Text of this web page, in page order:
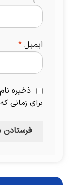
ایمیل *
ذخیره
برای زمانی